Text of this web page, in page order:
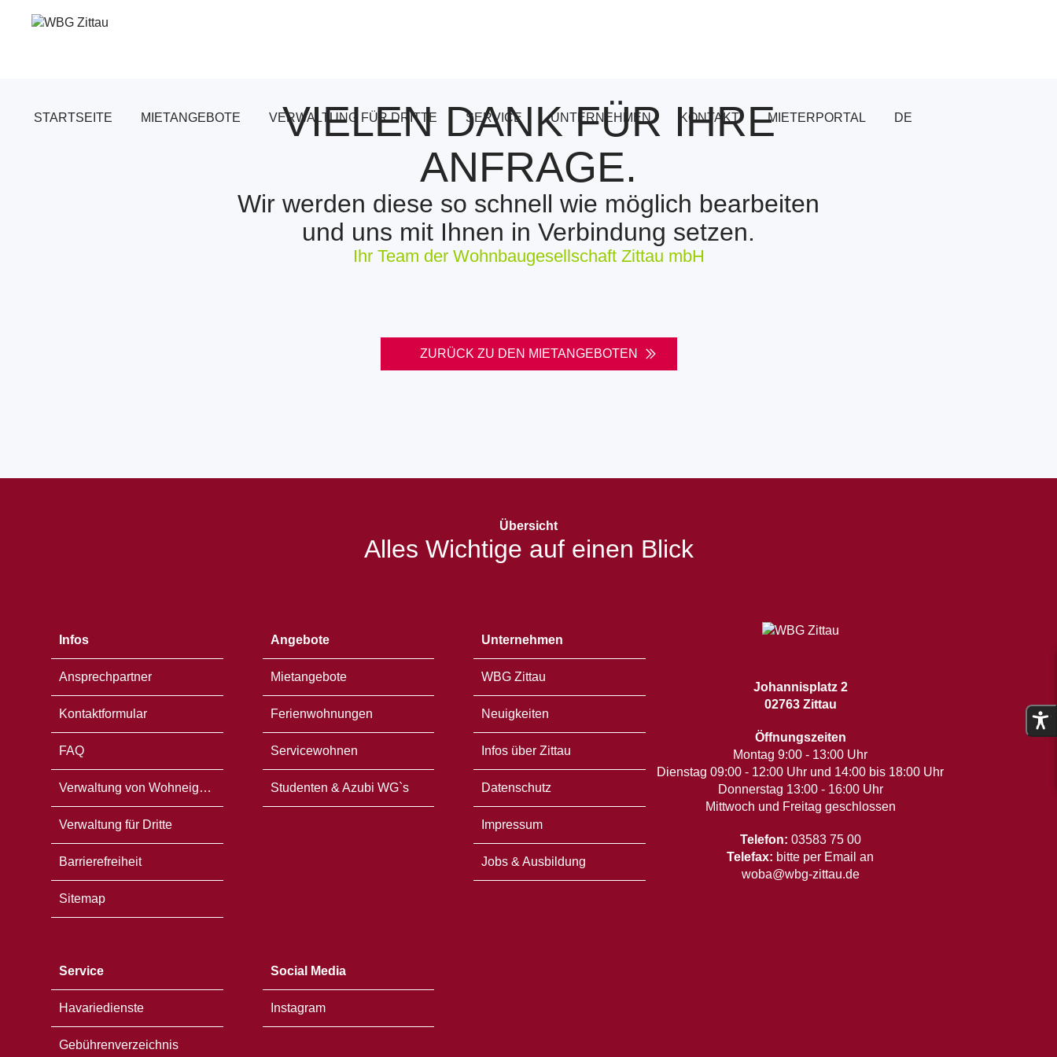
STARTSEITE MIETANGEBOTE VERWALTUNG FÜR DRITTE SERVICE UNTERNEHMEN KONTAKT MIETERPORTAL DE
VIELEN DANK FÜR IHRE
ANFRAGE.
Wir werden diese so schnell wie möglich bearbeiten
und uns mit Ihnen in Verbindung setzen.
Ihr Team der Wohnbaugesellschaft Zittau mbH
ZURÜCK ZU DEN MIETANGEBOTEN
Übersicht
Alles Wichtige auf einen Blick
Infos
Ansprechpartner
Kontaktformular
FAQ
Verwaltung von Wohneigentum
Verwaltung für Dritte
Barrierefreiheit
Sitemap
Angebote
Mietangebote
Ferienwohnungen
Servicewohnen
Studenten & Azubi WG`s
Unternehmen
WBG Zittau
Neuigkeiten
Infos über Zittau
Datenschutz
Impressum
Jobs & Ausbildung
Service
Havariedienste
Gebührenverzeichnis
Social Media
Instagram
Johannisplatz 2
02763 Zittau
Öffnungszeiten
Montag 9:00 - 13:00 Uhr
Dienstag 09:00 - 12:00 Uhr und 14:00 bis 18:00 Uhr
Donnerstag 13:00 - 16:00 Uhr
Mittwoch und Freitag geschlossen
Telefon: 03583 75 00
Telefax: bitte per Email an
woba@wbg-zittau.de